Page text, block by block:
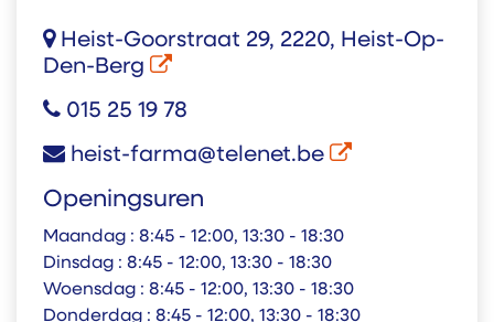
Heist-Goorstraat 29, 2220, Heist-Op-
Den-Berg
015 25 19 78
heist-farma@telenet.be
Openingsuren
Maandag : 8:45 - 12:00, 13:30 - 18:30
Dinsdag : 8:45 - 12:00, 13:30 - 18:30
Woensdag : 8:45 - 12:00, 13:30 - 18:30
Donderdag : 8:45 - 12:00, 13:30 - 18:30